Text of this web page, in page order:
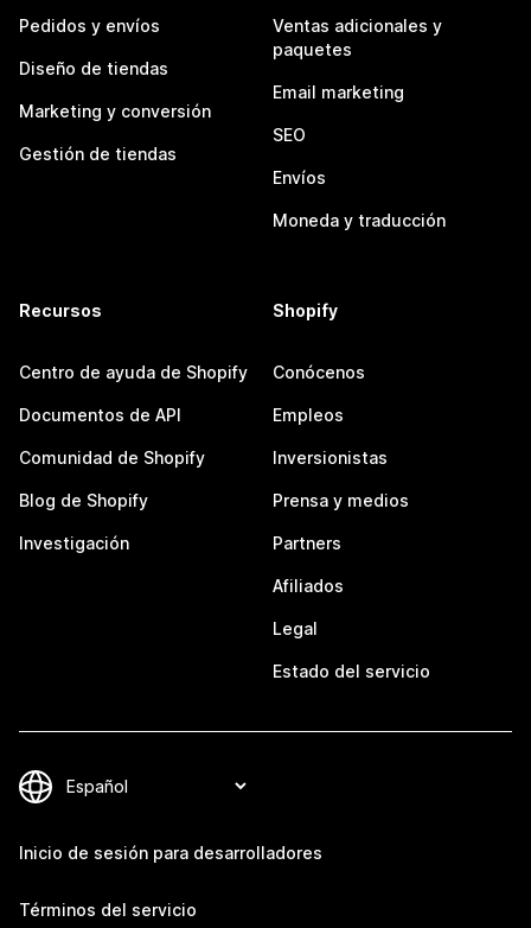
Pedidos y envíos
Diseño de tiendas
Marketing y conversión
Gestión de tiendas
Ventas adicionales y
paquetes
Email marketing
SEO
Envíos
Moneda y traducción
Recursos
Centro de ayuda de Shopify
Documentos de API
Comunidad de Shopify
Blog de Shopify
Investigación
Shopify
Conócenos
Empleos
Inversionistas
Prensa y medios
Partners
Afiliados
Legal
Estado del servicio
Inicio de sesión para desarrolladores
Términos del servicio